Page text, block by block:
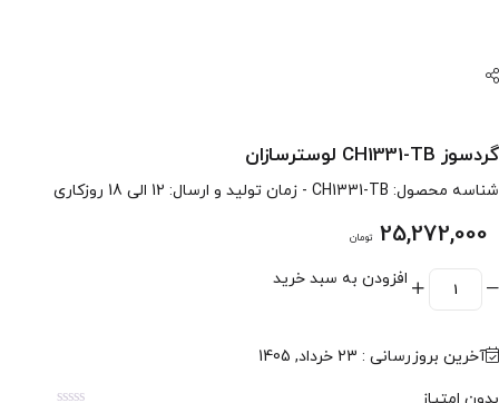
گردسوز CH1331-TB لوسترسازان
شناسه محصول: CH1331-TB - زمان تولید و ارسال: 12 الی 18 روزکاری
25,272,000 تومان
افزودن به سبد خرید
آخرین بروزرسانی : 23 خرداد, 1405